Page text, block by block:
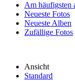
Am häufigsten
Neueste Fotos
Neueste Alben
Zufällige Fotos
Ansicht
Standard